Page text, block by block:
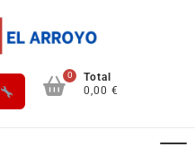
0
Total
0,00 €